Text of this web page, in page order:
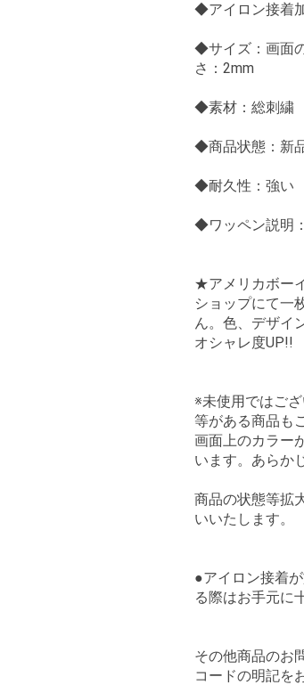
◆アイロン接着
◆サイズ：画面
さ：2mm
◆素材：総刺繍
◆商品状態：新
◆耐久性：強い
◆ワッペン説明
★アメリカボー
ショップにて一
ん。色、デザイ
オシャレ度UP!!
※未使用ではご
等がある商品も
画面上のカラー
います。あらか
商品の状態等拡
いいたします。
●アイロン接着
る際はお手元に
その他商品の
コードの明記を